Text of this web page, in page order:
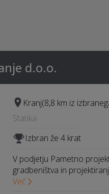
d.o.o.
Kranj(8,8 km iz
Statika
Izbran že 4 krat
V podjetju Pametno
gradbeništva in
Več